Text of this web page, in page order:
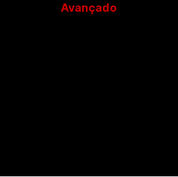
Avançado